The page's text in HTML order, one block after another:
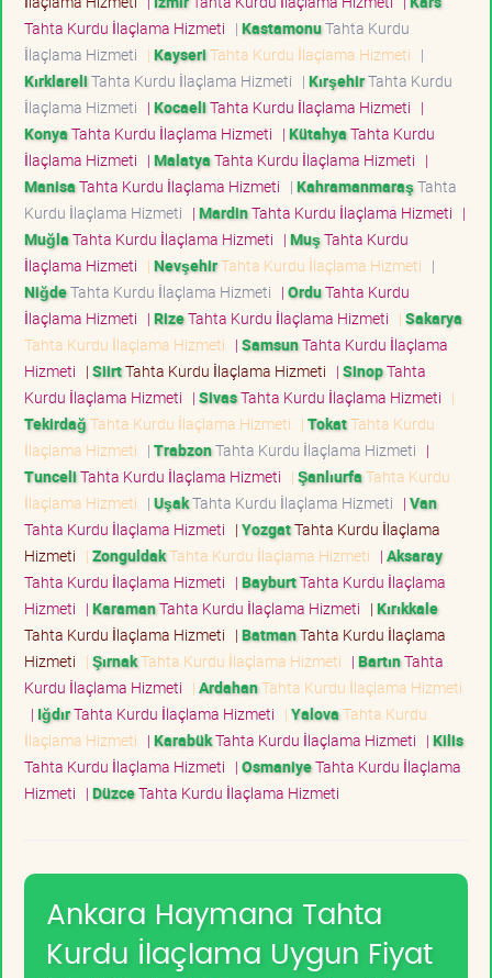
Tahta Kurdu İlaçlama Hizmeti | KastamonuTahta Kurdu
İlaçlama Hizmeti | KayseriTahta Kurdu İlaçlama Hizmeti |
KırklareliTahta Kurdu İlaçlama Hizmeti | KırşehirTahta Kurdu
İlaçlama Hizmeti | KocaeliTahta Kurdu İlaçlama Hizmeti |
KonyaTahta Kurdu İlaçlama Hizmeti | KütahyaTahta Kurdu
İlaçlama Hizmeti | MalatyaTahta Kurdu İlaçlama Hizmeti |
ManisaTahta Kurdu İlaçlama Hizmeti | KahramanmaraşTahta
Kurdu İlaçlama Hizmeti | MardinTahta Kurdu İlaçlama Hizmeti |
MuğlaTahta Kurdu İlaçlama Hizmeti | MuşTahta Kurdu
İlaçlama Hizmeti | NevşehirTahta Kurdu İlaçlama Hizmeti |
NiğdeTahta Kurdu İlaçlama Hizmeti | OrduTahta Kurdu
İlaçlama Hizmeti | RizeTahta Kurdu İlaçlama Hizmeti | Sakarya
Tahta Kurdu İlaçlama Hizmeti | SamsunTahta Kurdu İlaçlama
Hizmeti | SiirtTahta Kurdu İlaçlama Hizmeti | SinopTahta
Kurdu İlaçlama Hizmeti | SivasTahta Kurdu İlaçlama Hizmeti |
TekirdağTahta Kurdu İlaçlama Hizmeti | TokatTahta Kurdu
İlaçlama Hizmeti | TrabzonTahta Kurdu İlaçlama Hizmeti |
TunceliTahta Kurdu İlaçlama Hizmeti | ŞanlıurfaTahta Kurdu
İlaçlama Hizmeti | UşakTahta Kurdu İlaçlama Hizmeti | Van
Tahta Kurdu İlaçlama Hizmeti | YozgatTahta Kurdu İlaçlama
Hizmeti | ZonguldakTahta Kurdu İlaçlama Hizmeti | Aksaray
Tahta Kurdu İlaçlama Hizmeti | BayburtTahta Kurdu İlaçlama
Hizmeti | KaramanTahta Kurdu İlaçlama Hizmeti | Kırıkkale
Tahta Kurdu İlaçlama Hizmeti | BatmanTahta Kurdu İlaçlama
Hizmeti | ŞırnakTahta Kurdu İlaçlama Hizmeti | BartınTahta
Kurdu İlaçlama Hizmeti | ArdahanTahta Kurdu İlaçlama Hizmeti
| IğdırTahta Kurdu İlaçlama Hizmeti | YalovaTahta Kurdu
İlaçlama Hizmeti | KarabükTahta Kurdu İlaçlama Hizmeti | Kilis
Tahta Kurdu İlaçlama Hizmeti | OsmaniyeTahta Kurdu İlaçlama
Hizmeti | DüzceTahta Kurdu İlaçlama Hizmeti
Ankara Haymana Tahta
Kurdu İlaçlama Uygun Fiyat